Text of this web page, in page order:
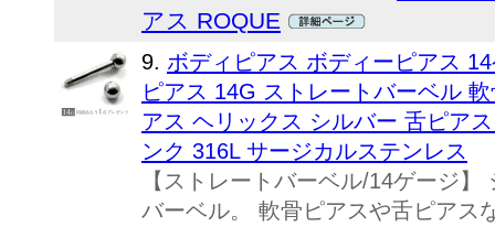
アス ROQUE
9. ボディピアス ボディーピアス
ピアス 14G ストレートバーベル
アス ヘリックス シルバー 舌ピア
ンク 316L サージカルステンレス
【ストレートバーベル/14ゲージ
バーベル。 軟骨ピアスや舌ピアス